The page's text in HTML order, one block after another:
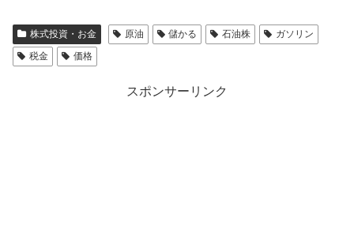
株式投資・お金 原油 儲かる 石油株
ガソリン
税金
価格
スポンサーリンク